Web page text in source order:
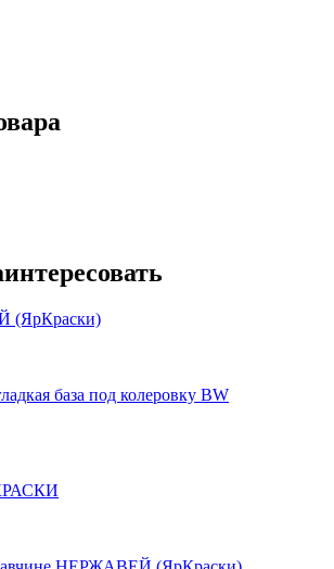
(ЯрКраски)
база под колеровку BW